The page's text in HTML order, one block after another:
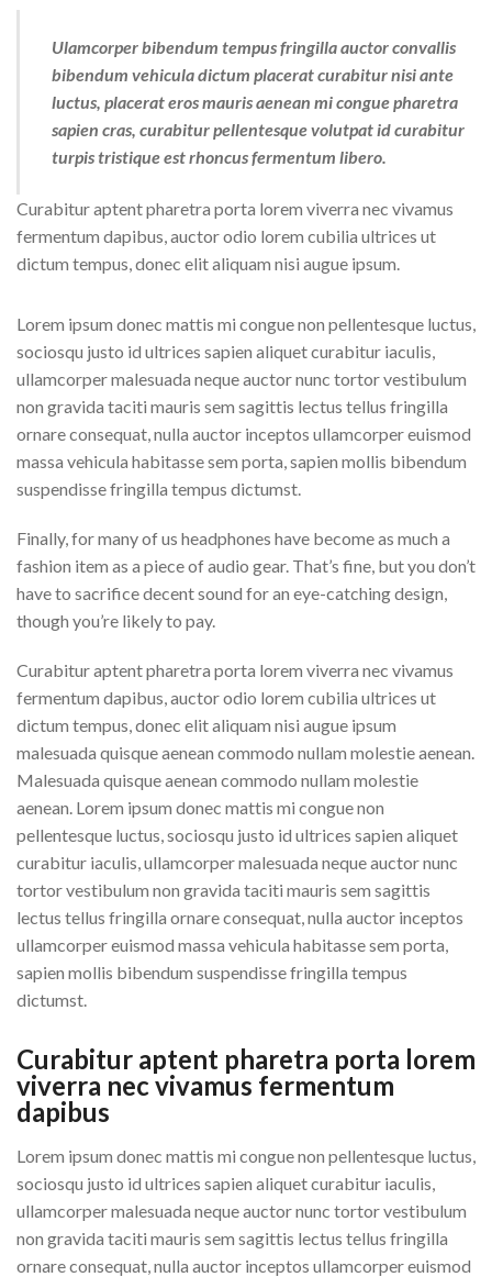
Ulamcorper bibendum tempus fringilla auctor convallis
bibendum vehicula dictum placerat curabitur nisi ante
luctus, placerat eros mauris aenean mi congue pharetra
sapien cras, curabitur pellentesque volutpat id curabitur
turpis tristique est rhoncus fermentum libero.
Curabitur aptent pharetra porta lorem viverra nec vivamus
fermentum dapibus, auctor odio lorem cubilia ultrices ut
dictum tempus, donec elit aliquam nisi augue ipsum.
Lorem ipsum donec mattis mi congue non pellentesque luctus,
sociosqu justo id ultrices sapien aliquet curabitur iaculis,
ullamcorper malesuada neque auctor nunc tortor vestibulum
non gravida taciti mauris sem sagittis lectus tellus fringilla
ornare consequat, nulla auctor inceptos ullamcorper euismod
massa vehicula habitasse sem porta, sapien mollis bibendum
suspendisse fringilla tempus dictumst.
Finally, for many of us headphones have become as much a
fashion item as a piece of audio gear. That’s fine, but you don’t
have to sacrifice decent sound for an eye-catching design,
though you’re likely to pay.
Curabitur aptent pharetra porta lorem viverra nec vivamus
fermentum dapibus, auctor odio lorem cubilia ultrices ut
dictum tempus, donec elit aliquam nisi augue ipsum
malesuada quisque aenean commodo nullam molestie aenean.
Malesuada quisque aenean commodo nullam molestie
aenean. Lorem ipsum donec mattis mi congue non
pellentesque luctus, sociosqu justo id ultrices sapien aliquet
curabitur iaculis, ullamcorper malesuada neque auctor nunc
tortor vestibulum non gravida taciti mauris sem sagittis
lectus tellus fringilla ornare consequat, nulla auctor inceptos
ullamcorper euismod massa vehicula habitasse sem porta,
sapien mollis bibendum suspendisse fringilla tempus
dictumst.
Curabitur aptent pharetra porta lorem
viverra nec vivamus fermentum
dapibus
Lorem ipsum donec mattis mi congue non pellentesque luctus,
sociosqu justo id ultrices sapien aliquet curabitur iaculis,
ullamcorper malesuada neque auctor nunc tortor vestibulum
non gravida taciti mauris sem sagittis lectus tellus fringilla
ornare consequat, nulla auctor inceptos ullamcorper euismod